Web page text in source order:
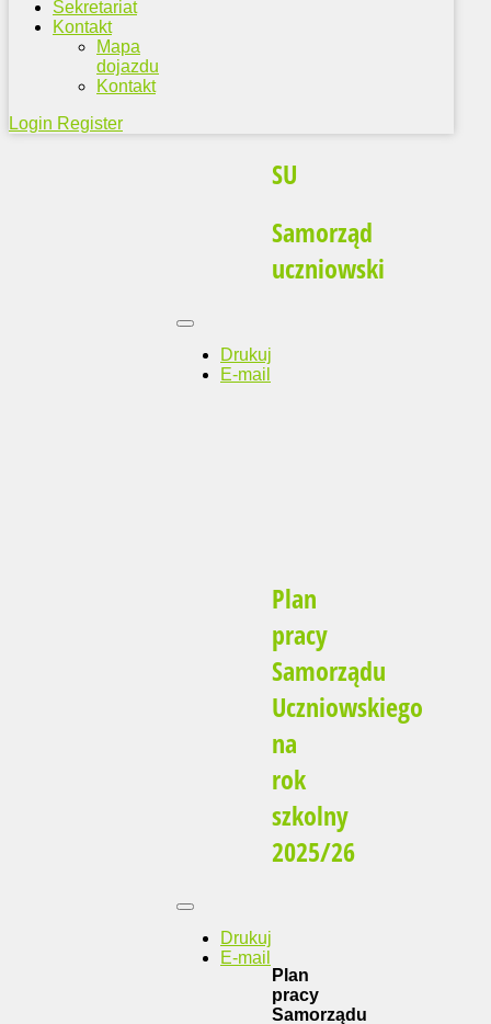
Sekretariat
Kontakt
Mapa
dojazdu
Kontakt
Login Register
SU
Samorząd
uczniowski
Drukuj
E-mail
Plan
pracy
Samorządu
Uczniowskiego
na
rok
szkolny
2025/26
Drukuj
E-mail
Plan
pracy
Samorządu